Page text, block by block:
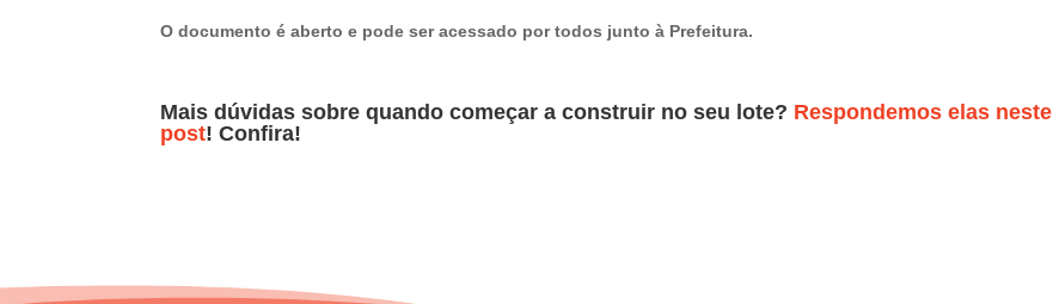
O documento é aberto e pode ser acessado por todos junto à Prefeitura.
Mais dúvidas sobre quando começar a construir no seu lote? Respondemos elas neste
post! Confira!